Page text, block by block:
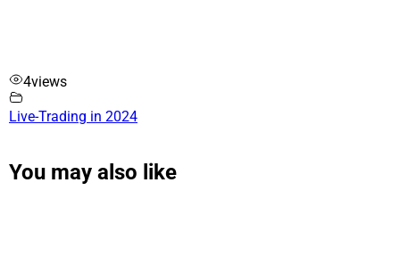
4views
Live-Trading in 2024
You may also like